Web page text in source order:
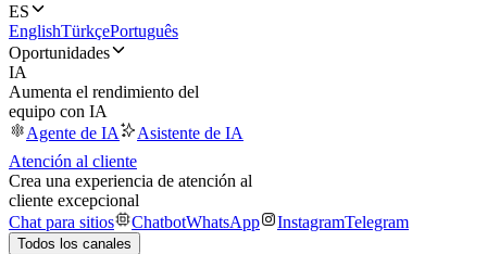
ES
EnglishTürkçePortuguês
Oportunidades
IA
Aumenta el rendimiento del
equipo con IA
Agente de IA
Asistente de IA
Atención al cliente
Crea una experiencia de atención al
cliente excepcional
Chat para sitios
ChatbotWhatsApp InstagramTelegram
Todos los canales